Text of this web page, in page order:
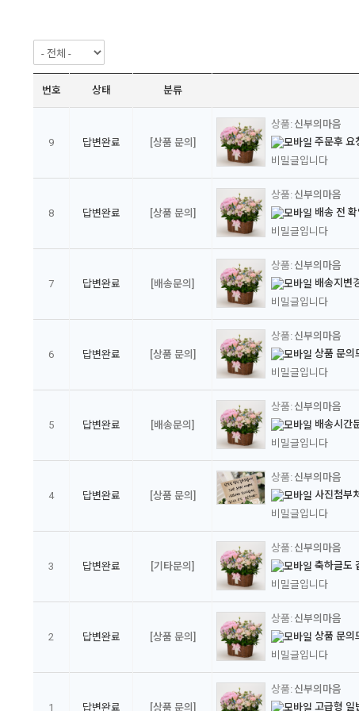
번호 상태 분류
9 답변완료 [상품 문의]
신부의마음
주문후 요
비밀글입니다
8 답변완료 [상품 문의]
신부의마음
배송 전
비밀글입니다
7 답변완료 [배송문의]
신부의마음
배송지변
비밀글입니다
6 답변완료 [상품 문의]
신부의마음
상품 문의
비밀글입니다
5 답변완료 [배송문의]
신부의마음
배송시간
비밀글입니다
4 답변완료 [상품 문의]
신부의마음
사진첨부
비밀글입니다
3 답변완료 [기타문의]
신부의마음
축하글도
비밀글입니다
2 답변완료 [상품 문의]
신부의마음
상품 문의
비밀글입니다
1 답변완료 [상품 문의]
신부의마음
고급형 일